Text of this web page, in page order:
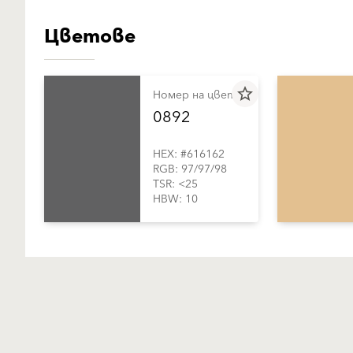
Цветове
star_border
Номер на цвета
0892
HEX: #616162
RGB: 97/97/98
TSR: <25
HBW: 10